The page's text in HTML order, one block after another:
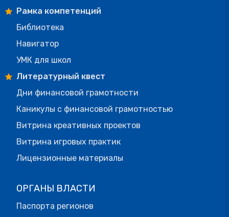
Рамка компетенций
Библиотека
Навигатор
УМК для школ
Литературный квест
Дни финансовой грамотности
Каникулы с финансовой грамотностью
Витрина креативных проектов
Витрина игровых практик
Лицензионные материалы
ОРГАНЫ ВЛАСТИ
Паспорта регионов